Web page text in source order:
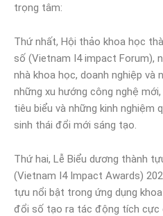
trọng tâm:
Thứ nhất, Hội thảo khoa học
số (Vietnam I4 impact Forum),
nhà khoa học, doanh nghiệp và
những xu hướng công nghệ
tiêu biểu và những kinh nghiệm
sinh thái đổi mới sáng tạo.
Thứ hai, Lễ Biểu dương thành
(Vietnam I4 Impact Awards)
tựu nổi bật trong ứng dụng
đổi số tạo ra tác động tích cực